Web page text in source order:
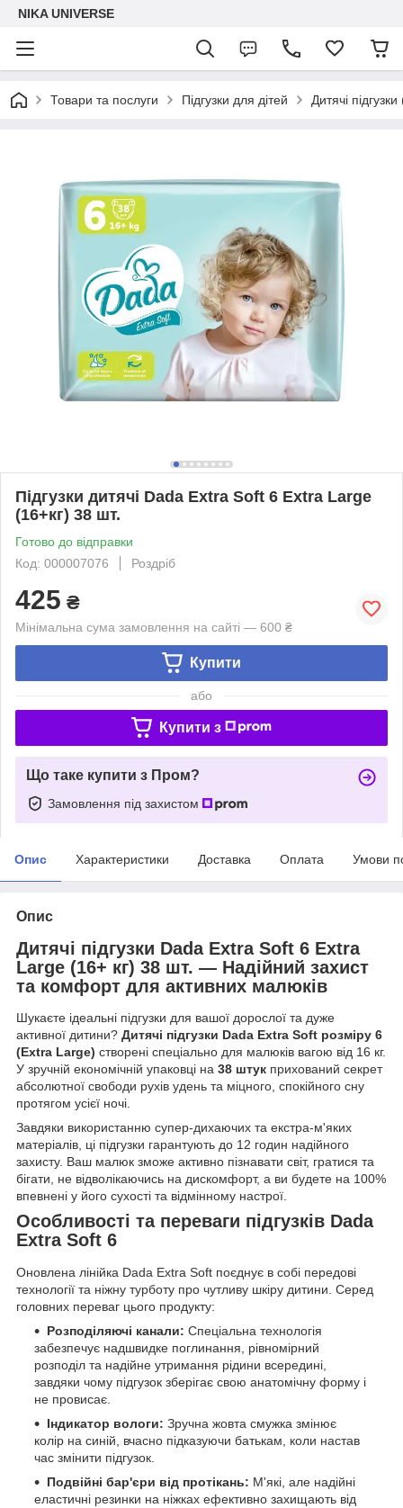
NIKA UNIVERSE
Товари та послуги Підгузки для дітей Дитячі
Підгузки дитячі Dada Extra Soft 6 Extra Large
(16+кг) 38 шт.
Готово до відправки
Код: 000007076
Роздріб
425 ₴
Мінімальна сума замовлення на сайті — 600 ₴
Купити
або
Купити з
Що таке купити з Пром?
Замовлення під захистом
Опис Характеристики Доставка Оплата Умови
Опис
Дитячі підгузки Dada Extra Soft 6 Extra
Large (16+ кг) 38 шт. — Надійний захист
та комфорт для активних малюків
Шукаєте ідеальні підгузки для вашої дорослої та дуже
активної дитини? Дитячі підгузки Dada Extra Soft розміру 6
(Extra Large) створені спеціально для малюків вагою від 16 кг.
У зручній економічній упаковці на 38 штук прихований секрет
абсолютної свободи рухів удень та міцного, спокійного сну
протягом усієї ночі.
Завдяки використанню супер-дихаючих та екстра-м'яких
матеріалів, ці підгузки гарантують до 12 годин надійного
захисту. Ваш малюк зможе активно пізнавати світ, гратися та
бігати, не відволікаючись на дискомфорт, а ви будете на 100%
впевнені у його сухості та відмінному настрої.
Особливості та переваги підгузків Dada
Extra Soft 6
Оновлена лінійка Dada Extra Soft поєднує в собі передові
технології та ніжну турботу про чутливу шкіру дитини. Серед
головних переваг цього продукту:
Розподіляючі канали: Спеціальна технологія
забезпечує надшвидке поглинання, рівномірний
розподіл та надійне утримання рідини всередині,
завдяки чому підгузок зберігає свою анатомічну форму і
не провисає.
Індикатор вологи: Зручна жовта смужка змінює
колір на синій, вчасно підказуючи батькам, коли настав
час змінити підгузок.
Подвійні бар'єри від протікань: М'які, але надійні
еластичні резинки на ніжках ефективно захищають від